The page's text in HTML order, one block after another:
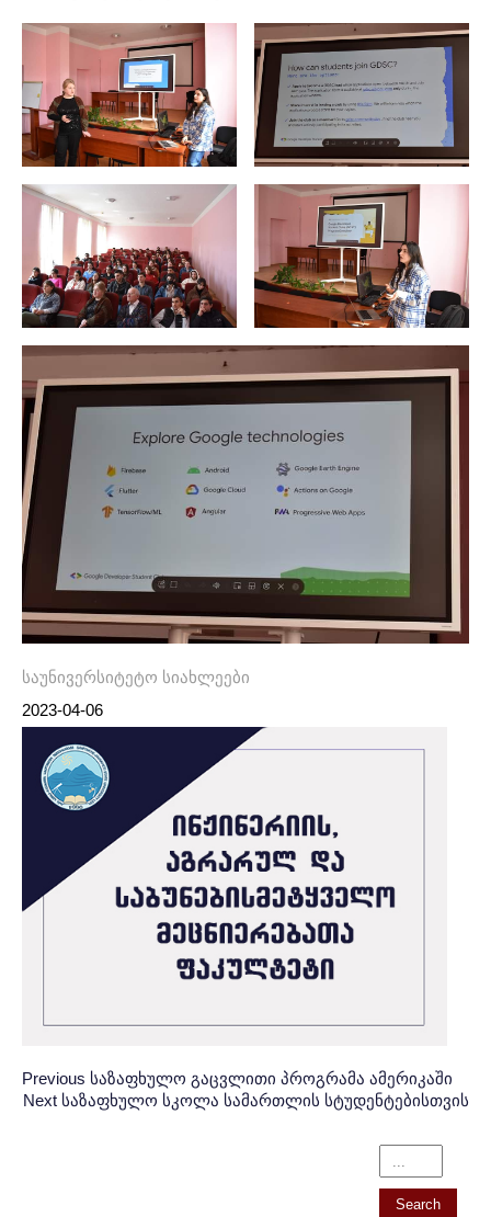
საუნივერსიტეტო სიახლეები
2023-04-06
Post
navigation
პოსტის
ნავიგაცია
Previous Previous
Post:
საზაფხულო გაცვლითი პროგრამა ამერიკაში
Next Next
საზაფხულო სკოლა სამართლის სტუდენტებისთვის